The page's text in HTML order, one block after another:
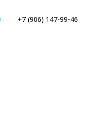
+7 (906) 147-99-46